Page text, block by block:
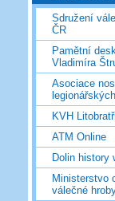
Sdružení
ČR
Pamětní
Vladimíra
Asociace
KVH
ATM Online
Dolin history
Ministerstvo
válečné